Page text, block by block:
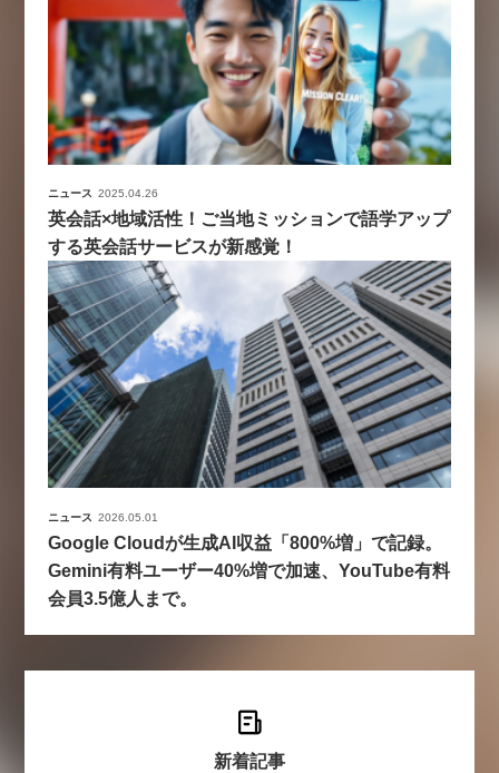
ニュース 2025.04.26
英会話×地域活性！ご当地ミッションで語学アップ
する英会話サービスが新感覚！
ニュース 2026.05.01
Google Cloudが生成AI収益「800%増」で記録。
Gemini有料ユーザー40%増で加速、YouTube有料
会員3.5億人まで。
新着記事